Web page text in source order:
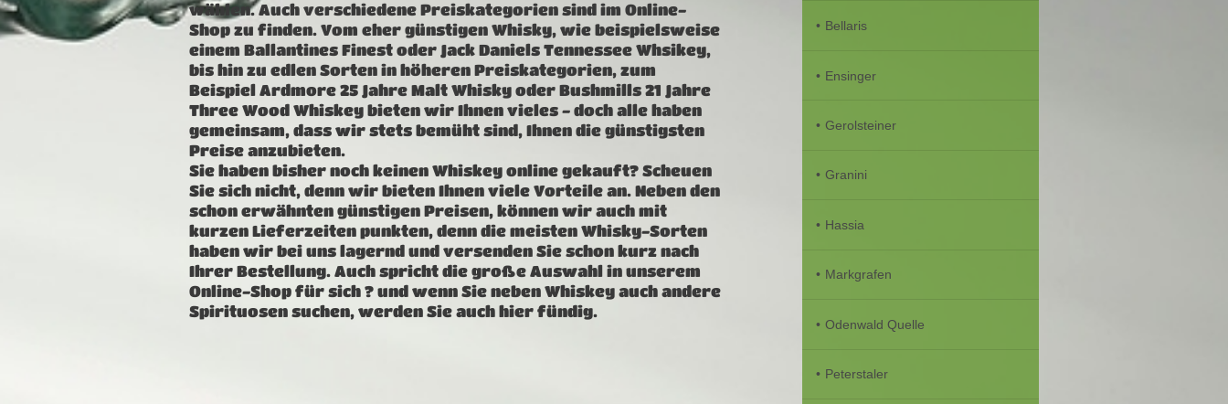
wählen. Auch verschiedene Preiskategorien sind im Online-
Shop zu finden. Vom eher günstigen Whisky, wie beispielsweise
einem Ballantines Finest oder Jack Daniels Tennessee Whsikey,
bis hin zu edlen Sorten in höheren Preiskategorien, zum
Beispiel Ardmore 25 Jahre Malt Whisky oder Bushmills 21 Jahre
Three Wood Whiskey bieten wir Ihnen vieles - doch alle haben
gemeinsam, dass wir stets bemüht sind, Ihnen die günstigsten
Preise anzubieten.
Sie haben bisher noch keinen Whiskey online gekauft? Scheuen
Sie sich nicht, denn wir bieten Ihnen viele Vorteile an. Neben den
schon erwähnten günstigen Preisen, können wir auch mit
kurzen Lieferzeiten punkten, denn die meisten Whisky-Sorten
haben wir bei uns lagernd und versenden Sie schon kurz nach
Ihrer Bestellung. Auch spricht die große Auswahl in unserem
Online-Shop für sich ? und wenn Sie neben Whiskey auch andere
Spirituosen suchen, werden Sie auch hier fündig.
Bellaris
Ensinger
Gerolsteiner
Granini
Hassia
Markgrafen
Odenwald Quelle
Peterstaler